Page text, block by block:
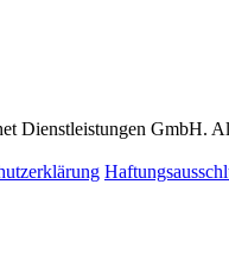
Dienstleistungen GmbH.